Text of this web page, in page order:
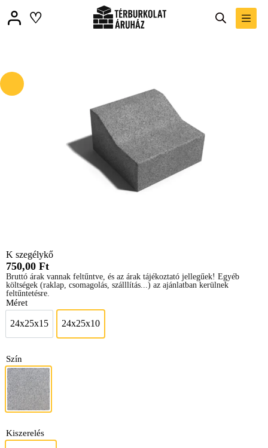
♡
K szegélykő
750,00 Ft
Bruttó árak vannak feltűntve, és az árak tájékoztató jellegűek! Egyéb
költségek (raklap, csomagolás, szálllítás...) az ajánlatban kerülnek
feltűntetésre.
Méret
24x25x1524x25x1524x25x10
24x25x10
Szín
Szürke
Kiszerelés